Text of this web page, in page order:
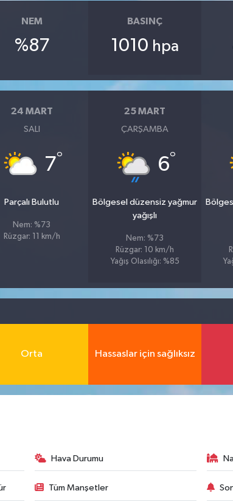
NEM
%87
BASINÇ
1010 hpa
24 MART
SALI
7°
Parçalı Bulutlu
Nem: %73
Rüzgar: 11 km/h
25 MART
ÇARŞAMBA
6°
Bölgesel düzensiz yağmur
yağışlı
Nem: %73
Rüzgar: 10 km/h
Yağış Olasılığı: %85
Orta Hassaslar için sağlıksız
Hava Durumu
Tüm Manşetler